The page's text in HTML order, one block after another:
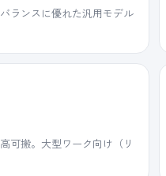
ランスに優れた汎用モデル
可搬。大型ワーク向け（リ